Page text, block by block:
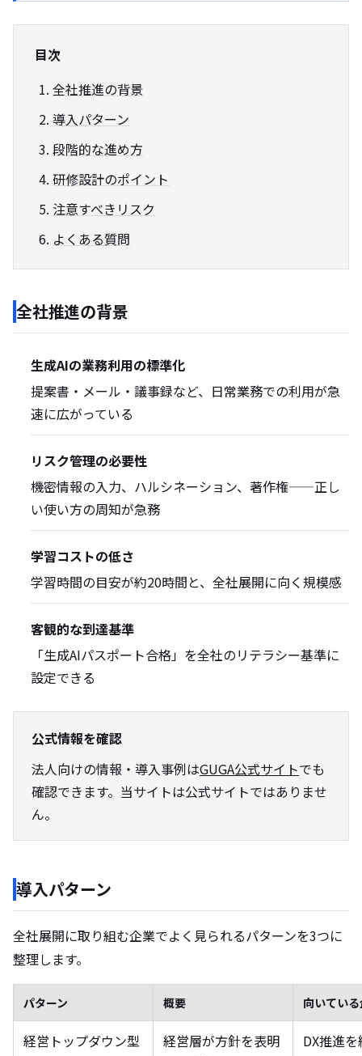
目次
全社推進の背景
導入パターン
段階的な進め方
研修設計のポイント
注意すべきリスク
よくある質問
全社推進の背景
生成AIの業務利用の標準化
提案書・メール・議事録など、日常業務での利用が急
速に広がっている
リスク管理の必要性
機密情報の入力、ハルシネーション、著作権——正し
い使い方の周知が急務
学習コストの低さ
学習時間の目安が約20時間と、全社展開に向く規模感
客観的な到達基準
「生成AIパスポート合格」を全社のリテラシー基準に
設定できる
公式情報を確認
法人向けの情報・導入事例はGUGA公式サイトでも
確認できます。当サイトは公式サイトではありませ
ん。
導入パターン
全社展開に取り組む企業でよく見られるパターンを3つに
整理します。
パターン 概要 向いてい
経営トップダウン型
経営層が方針を表明
DX推進